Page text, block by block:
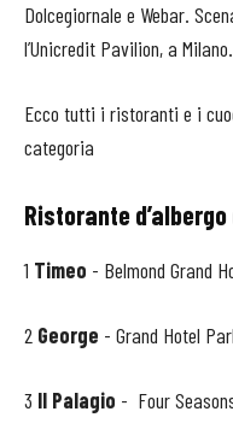
Dolcegiornale e Webar.
l’Unicredit Pavilion, a Milano.
Ecco tutti i ristoranti e i
categoria
Ristorante d’albergo
1 Timeo - Belmond Grand
2 George - Grand Hotel
3 Il Palagio - Four